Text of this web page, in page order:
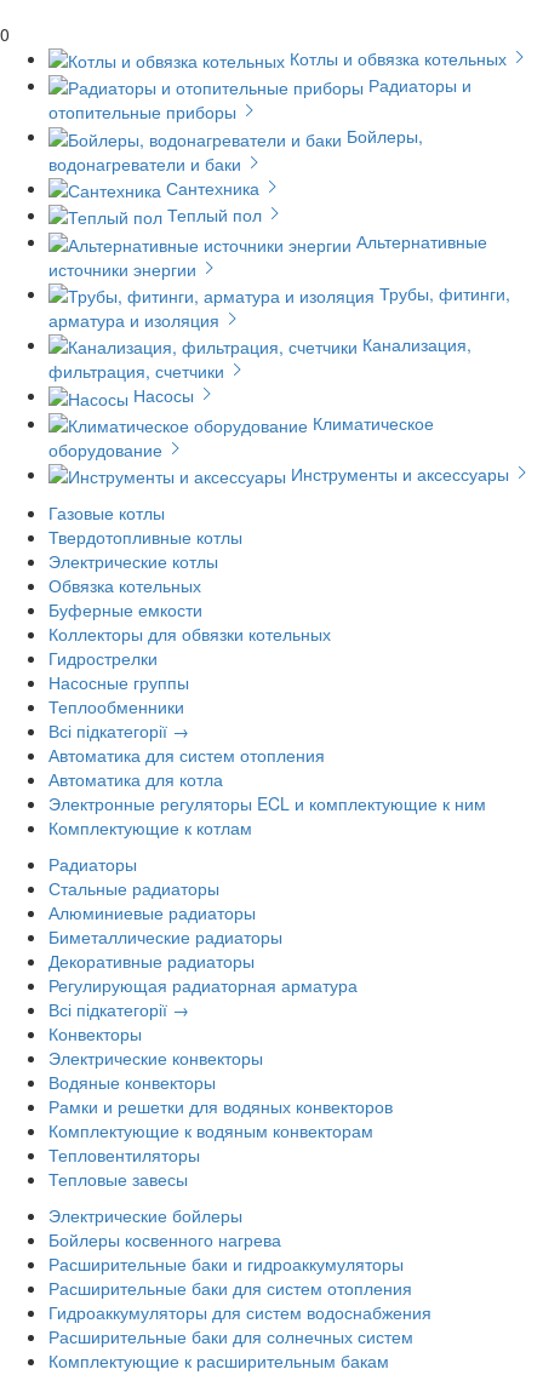
0
Котлы и обвязка котельных
Радиаторы и
отопительные приборы
Бойлеры,
водонагреватели и баки
Сантехника
Теплый пол
Альтернативные
источники энергии
Трубы, фитинги,
арматура и изоляция
Канализация,
фильтрация, счетчики
Насосы
Климатическое
оборудование
Инструменты и аксессуары
Газовые котлы
Твердотопливные котлы
Электрические котлы
Обвязка котельных
Буферные емкости
Коллекторы для обвязки котельных
Гидрострелки
Насосные группы
Теплообменники
Всі підкатегорії →
Автоматика для систем отопления
Автоматика для котла
Электронные регуляторы ECL и комплектующие к ним
Комплектующие к котлам
Радиаторы
Стальные радиаторы
Алюминиевые радиаторы
Биметаллические радиаторы
Декоративные радиаторы
Регулирующая радиаторная арматура
Всі підкатегорії →
Конвекторы
Электрические конвекторы
Водяные конвекторы
Рамки и решетки для водяных конвекторов
Комплектующие к водяным конвекторам
Тепловентиляторы
Тепловые завесы
Электрические бойлеры
Бойлеры косвенного нагрева
Расширительные баки и гидроаккумуляторы
Расширительные баки для систем отопления
Гидроаккумуляторы для систем водоснабжения
Расширительные баки для солнечных систем
Комплектующие к расширительным бакам